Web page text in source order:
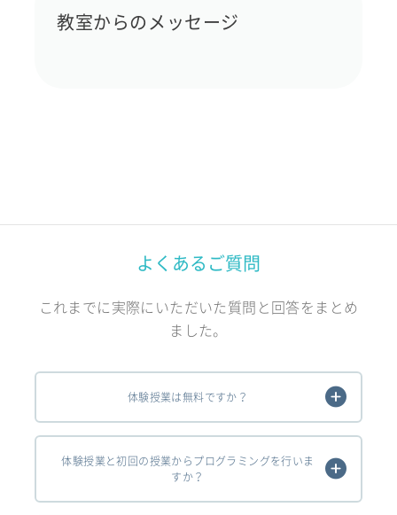
教室からのメッセージ
よくあるご質問
これまでに実際にいただいた質問と回答をまとめ
ました。
体験授業は無料ですか？
体験授業と初回の授業からプログラミングを行いま
すか？